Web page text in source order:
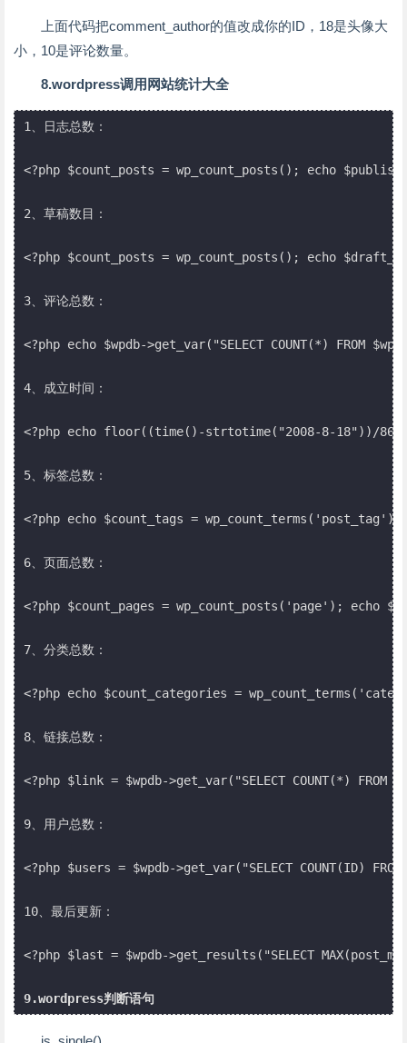
上面代码把comment_author的值改成你的ID，18是头像大
小，10是评论数量。
8.wordpress调用网站统计大全
1、日志总数：
<?php $count_posts = wp_count_posts(); echo
2、草稿数目：
<?php $count_posts = wp_count_posts(); echo
3、评论总数：
<?php echo $wpdb->get_var("SELECT COUNT(*) FROM
4、成立时间：
<?php echo floor((time()-strtotime("2008-8-18"))/
5、标签总数：
<?php echo $count_tags = wp_count_terms('post_tag');
6、页面总数：
<?php $count_pages = wp_count_posts('page'); echo
7、分类总数：
<?php echo $count_categories =
8、链接总数：
<?php $link = $wpdb->get_var("SELECT COUNT(*)
9、用户总数：
<?php $users = $wpdb->get_var("SELECT COUNT(ID)
10、最后更新：
<?php $last = $wpdb->get_results("SELECT
9.wordpress判断语句